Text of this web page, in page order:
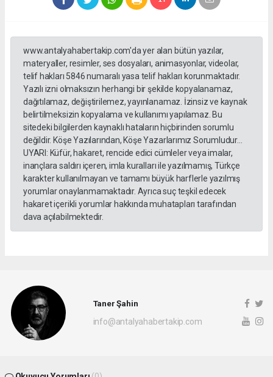
www.antalyahabertakip.com'da yer alan bütün yazılar,
materyaller, resimler, ses dosyaları, animasyonlar, videolar,
telif hakları 5846 numaralı yasa telif hakları korunmaktadır.
Yazılı izni olmaksızın herhangi bir şekilde kopyalanamaz,
dağıtılamaz, değiştirilemez, yayınlanamaz. İzinsiz ve kaynak
belirtilmeksizin kopyalama ve kullanımı yapılamaz. Bu
sitedeki bilgilerden kaynaklı hataların hiçbirinden sorumlu
değildir. Köşe Yazılarından, Köşe Yazarlarımız Sorumludur...
UYARI: Küfür, hakaret, rencide edici cümleler veya imalar,
inançlara saldırı içeren, imla kuralları ile yazılmamış, Türkçe
karakter kullanılmayan ve tamamı büyük harflerle yazılmış
yorumlar onaylanmamaktadır. Ayrıca suç teşkil edecek
hakaret içerikli yorumlar hakkında muhatapları tarafından
dava açılabilmektedir.
Taner Şahin
info@antalyahabertakip.com